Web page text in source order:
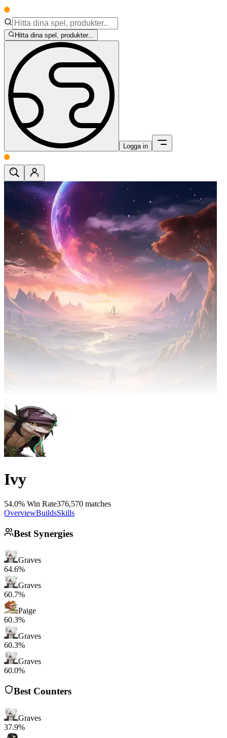
Hitta dina spel, produkter...
Logga in
Ivy
54.0% Win Rate376,570 matches
OverviewBuildsSkills
Best Synergies
Graves
64.6%
Graves
60.7%
Paige
60.3%
Graves
60.3%
Graves
60.0%
Best Counters
Graves
37.9%